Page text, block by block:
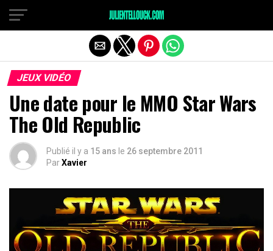
JEUX VIDÉO
Une date pour le MMO Star Wars
The Old Republic
Publié il y a 15 ans le 26 septembre 2011
ParXavier